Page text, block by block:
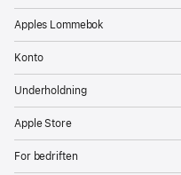
Apples Lommebok
Konto
Underholdning
Apple Store
For bedriften